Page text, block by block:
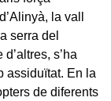
la vall
serra del
s’ha
assiduïtat. En la
de diferents